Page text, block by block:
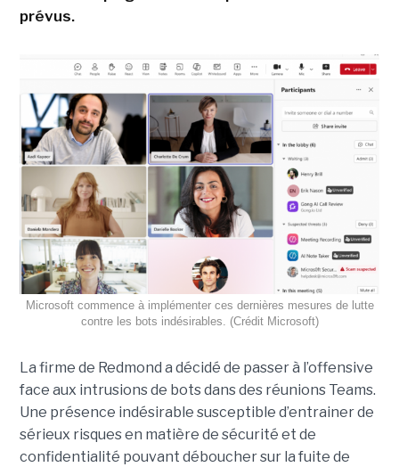
prévus.
Microsoft commence à implémenter ces dernières mesures de lutte
contre les bots indésirables. (Crédit Microsoft)
La firme de Redmond a décidé de passer à l’offensive
face aux intrusions de bots dans des réunions Teams.
Une présence indésirable susceptible d’entrainer de
sérieux risques en matière de sécurité et de
confidentialité pouvant déboucher sur la fuite de